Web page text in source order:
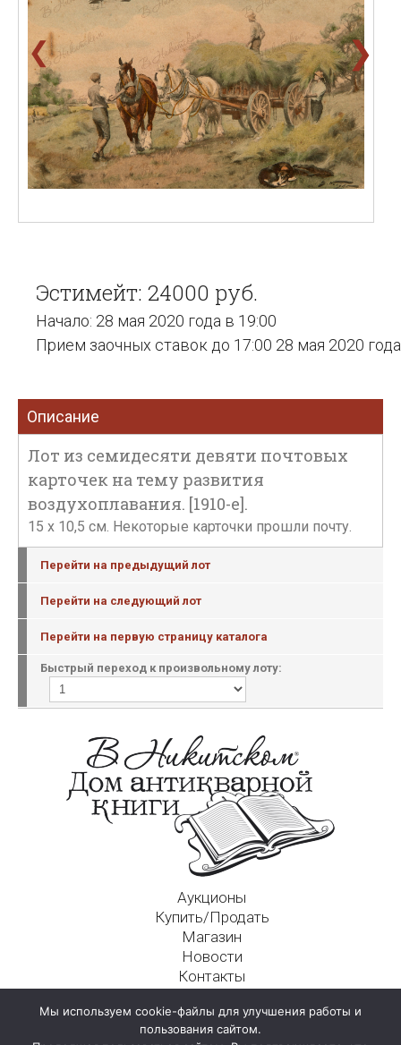
❮ ❯
Эстимейт: 24000 руб.
Начало: 28 мая 2020 года в 19:00
Прием заочных ставок до 17:00 28 мая 2020 года
Описание
Лот из семидесяти девяти почтовых
карточек на тему развития
воздухоплавания. [1910-е].
15 x 10,5 см. Некоторые карточки прошли почту.
Перейти на предыдущий лот
Перейти на следующий лот
Перейти на первую страницу каталога
Быстрый переход к произвольному лоту:
Аукционы
Купить/Продать
Магазин
Новости
Контакты
125009, г. Москва, Никитский пер., д. 4а, стр. 1
Мы используем cookie-файлы для улучшения работы и
пользования сайтом.